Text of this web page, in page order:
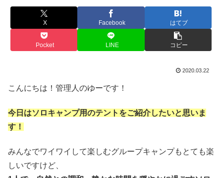
X Facebook はてブ
Pocket LINE コピー
2020.03.22
こんにちは！管理人のゆーです！
今日はソロキャンプ用のテントをご紹介したいと思いま
す！
みんなでワイワイして楽しむグループキャンプもとても楽
しいですけど、